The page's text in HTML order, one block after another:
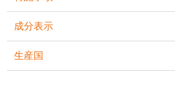
成分表示
生産国